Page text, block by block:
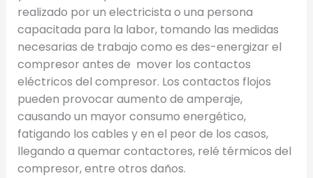
realizado por un electricista o una persona
capacitada para la labor, tomando las medidas
necesarias de trabajo como es des-energizar el
compresor antes de mover los contactos
eléctricos del compresor. Los contactos flojos
pueden provocar aumento de amperaje,
causando un mayor consumo energético,
fatigando los cables y en el peor de los casos,
llegando a quemar contactores, relé térmicos del
compresor, entre otros daños.